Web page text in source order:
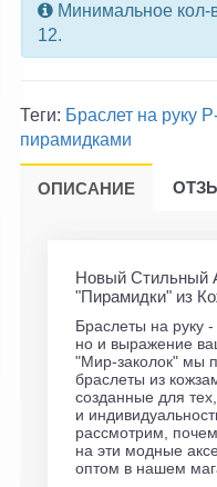
Минимальное кол-
12.
Теги: Браслет на руку
пирамидками
ОПИСАНИЕ
Новый Стильный
"Пирамидки" из
Браслеты на руку -
но и выражение
"Мир-заколок" мы
браслеты из
созданные для
и
рассмотрим,
на эти модные
оптом в нашем